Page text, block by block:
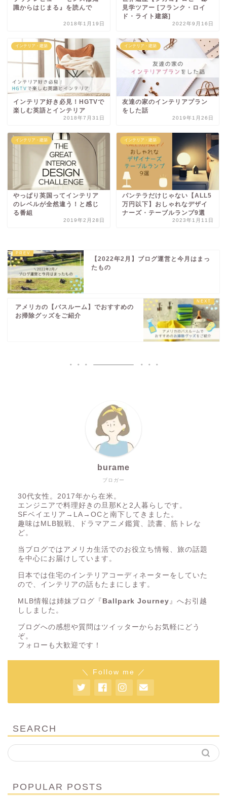
識からはじまる』を読んで
2018年1月19日
見学ツアー [フランク・ロイ
ド・ライト建築]
2022年9月16日
インテリア・建築
インテリア好き必見！HGTVで
楽しむ英語とインテリア
2018年7月31日
インテリア・建築
友達の家のインテリアプラン
をした話
2019年1月26日
インテリア・建築
やっぱり英国ってインテリア
のレベルが全然違う！と感じ
る番組
2019年2月28日
インテリア・建築
パンテラだけじゃない【ALL5
万円以下】おしゃれなデザイ
ナーズ・テーブルランプ9選
2023年1月11日
【2022年2月】ブログ運営と今月はまっ
たもの
アメリカの【バスルーム】でおすすめの
お掃除グッズをご紹介
ブロガー
burame
30代女性。2017年から在米。
エンジニアで料理好きの旦那Kと2人暮らしです。
SFベイエリア→LA→OCと南下してきました。
趣味はMLB観戦、ドラマアニメ鑑賞、読書、筋トレな
ど。
当ブログではアメリカ生活でのお役立ち情報、旅の話題
を中心にお届けしています。
日本では住宅のインテリアコーディネーターをしていた
ので、インテリアの話もたまにします。
MLB情報は姉妹ブログ『 Ballpark Journey 』へお引越
ししました。
ブログへの感想や質問はツイッターからお気軽にどう
ぞ。
フォローも大歓迎です！
＼ Follow me ／
SEARCH
POPULAR POSTS